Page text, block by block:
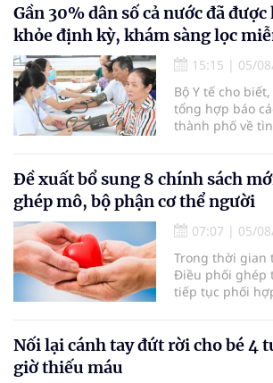
em bé đầu tiên
Gần 30% dân số cả nước đã
khỏe định kỳ, khám sàng lọc
15:15 | 05/
Bộ Y tế cho
tổng hợp báo
thành phố về
nhận
30% dân số cả
sức khỏe định kỳ
Đề xuất bổ sung 8 chính sách
ghép mô, bộ phận cơ thể người
07:07 | 05/
Trong thời gian
Điều phối ghép
tiếp tục phối
cường truyền
quy trình
Nối lại cánh tay đứt rời cho bé 4
giờ thiếu máu